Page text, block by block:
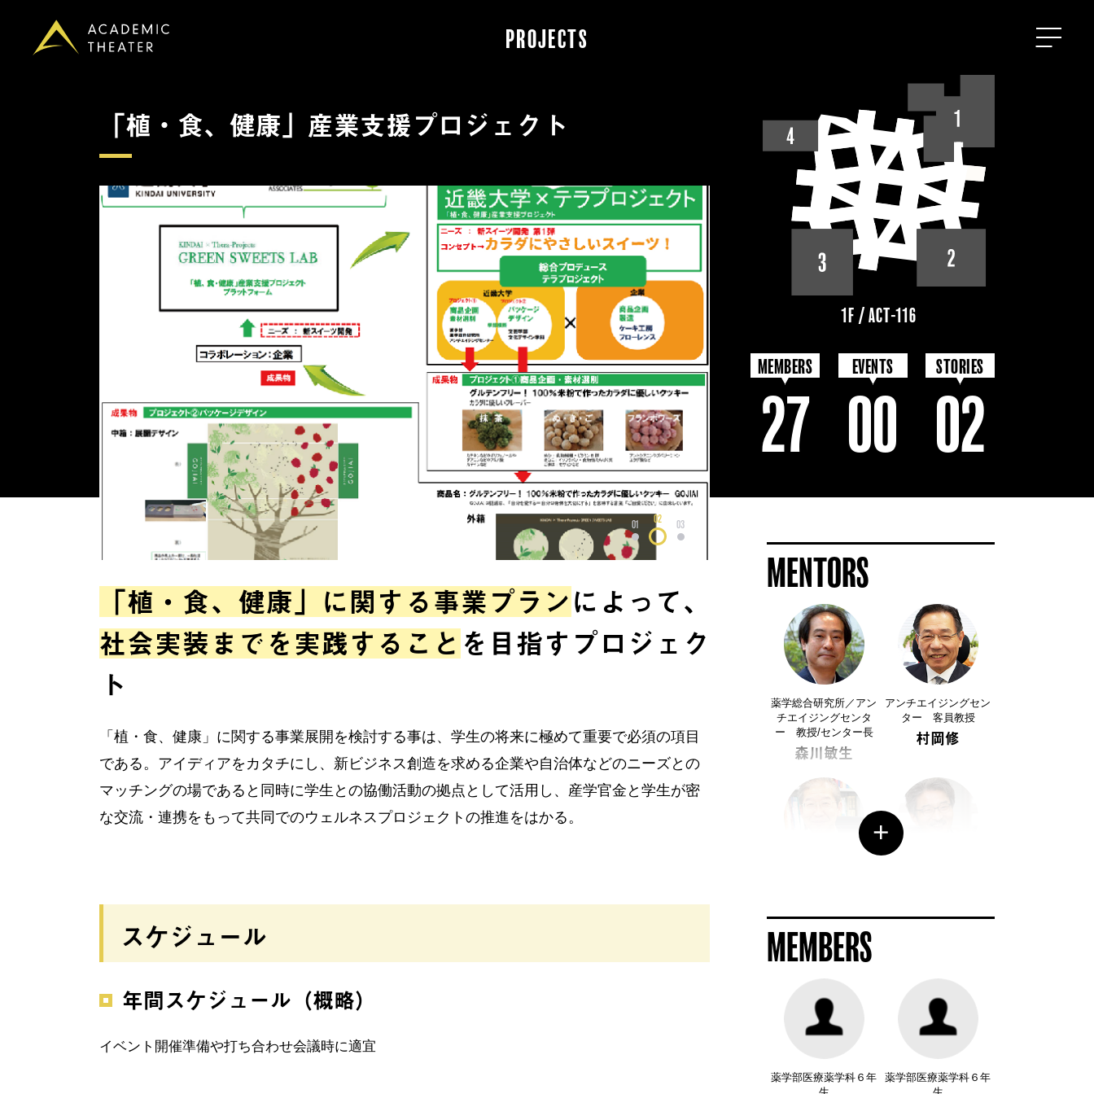
PROJECTS
「植・食、健康」産業支援プロジェクト
01 02 03
1F / ACT-116
MEMBERS
27
EVENTS
00
STORIES
02
「植・食、健康」に関する事業プランによって、
社会実装までを実践することを目指すプロジェク
ト
「植・食、健康」に関する事業展開を検討する事は、学生の将来に極めて重要で必須の項目
である。アイディアをカタチにし、新ビジネス創造を求める企業や自治体などのニーズとの
マッチングの場であると同時に学生との協働活動の拠点として活用し、産学官金と学生が密
な交流・連携をもって共同でのウェルネスプロジェクトの推進をはかる。
スケジュール
年間スケジュール（概略）
イベント開催準備や打ち合わせ会議時に適宜
MENTORS
薬学総合研究所／アン
チエイジングセンタ
ー 教授/センター長
森川敏生
アンチエイジングセン
ター 客員教授
村岡修
生物理工学部 教授
松本和也
生物理工学部 教授
梶山慎一郎
MEMBERS
薬学部医療薬学科６年
薬学部医療薬学科６年